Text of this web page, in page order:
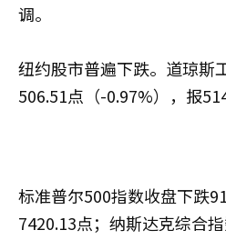
调。
纽约股市普遍下跌。道琼斯
506.51点（-0.97%），报
标准普尔500指数收盘下跌
7420.13点；纳斯达克综合